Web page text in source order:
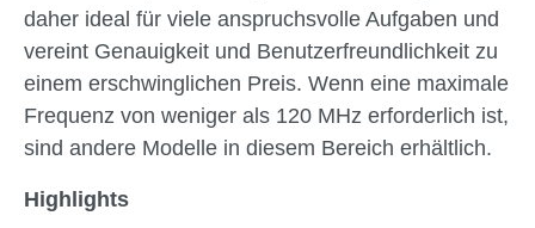
daher ideal für viele anspruchsvolle Aufgaben und
vereint Genauigkeit und Benutzerfreundlichkeit zu
einem erschwinglichen Preis. Wenn eine maximale
Frequenz von weniger als 120 MHz erforderlich ist,
sind andere Modelle in diesem Bereich erhältlich.
Highlights